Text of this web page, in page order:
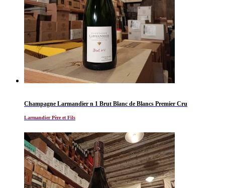
Champagne Larmandier n 1 Brut Blanc de Blancs Premier Cru
Larmandier Père et Fils